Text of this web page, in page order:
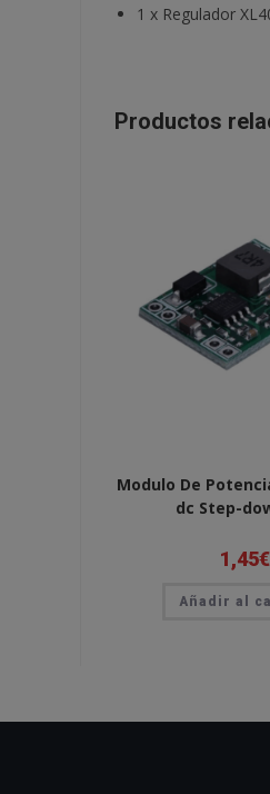
1 x Regulador
Productos
Modulo De
dc Step-
1,45€
Añadir al